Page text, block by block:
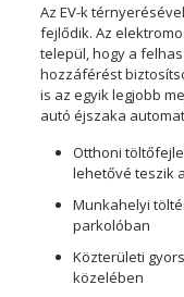
Az EV-k
fejlődik. Az
települ, hogy a
hozzáférést
is az egyik legjobb
autó éjszaka
Otthoni
lehetővé teszik
Munkahelyi
parkolóban
Közterületi
közelében